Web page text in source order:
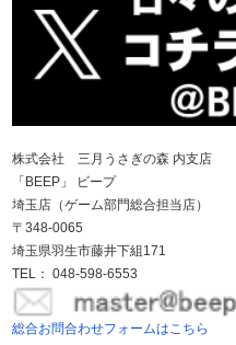
株式会社 三月うさぎの森 内支店
「BEEP」 ビープ
埼玉店（ゲーム部門総合担当店）
〒348-0065
埼玉県羽生市藤井下組171
TEL： 048-598-6553
総合お問合わせフォームはこちら